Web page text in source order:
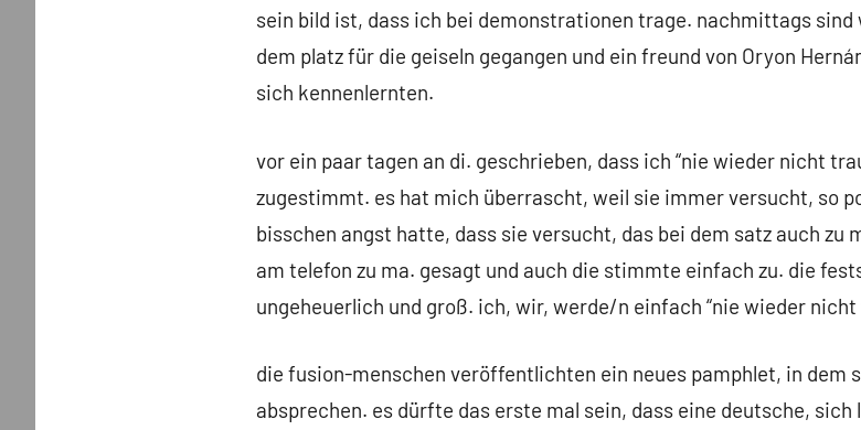
sein bild ist, dass ich bei demonstrationen trage. nachmittags
dem platz für die geiseln gegangen und ein freund von Oryon
sich kennenlernten.
vor ein paar tagen an di. geschrieben, dass ich “nie wieder nicht
zugestimmt. es hat mich überrascht, weil sie immer versucht, so
bisschen angst hatte, dass sie versucht, das bei dem satz auch zu
am telefon zu ma. gesagt und auch die stimmte einfach zu. die
ungeheuerlich und groß. ich, wir, werde/n einfach “nie wieder nicht
die fusion-menschen veröffentlichten ein neues pamphlet, in dem
absprechen. es dürfte das erste mal sein, dass eine deutsche,